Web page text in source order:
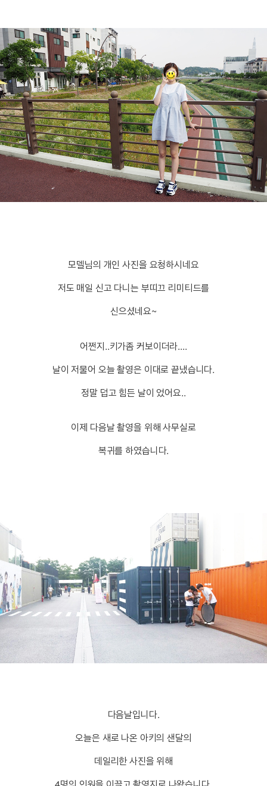
모델님의 개인 사진을 요청하시네요
저도 매일 신고 다니는 부띠끄 리미티드를
신으셨네요~
어쩐지..키가좀 커보이더라....
날이 저물어 오늘 촬영은 이대로 끝냈습니다.
정말 덥고 힘든 날이 었어요..
이제 다음날 촬영을 위해 사무실로
복귀를 하였습니다.
다음날입니다.
오늘은 새로 나온 아키의 샌달의
데일리한 사진을 위해